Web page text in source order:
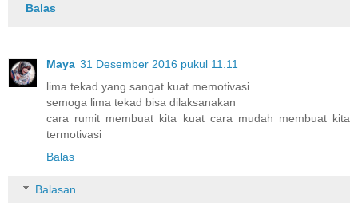
Balas
Maya 31 Desember 2016 pukul 11.11
lima tekad yang sangat kuat memotivasi
semoga lima tekad bisa dilaksanakan
cara rumit membuat kita kuat cara mudah membuat kita
termotivasi
Balas
Balasan